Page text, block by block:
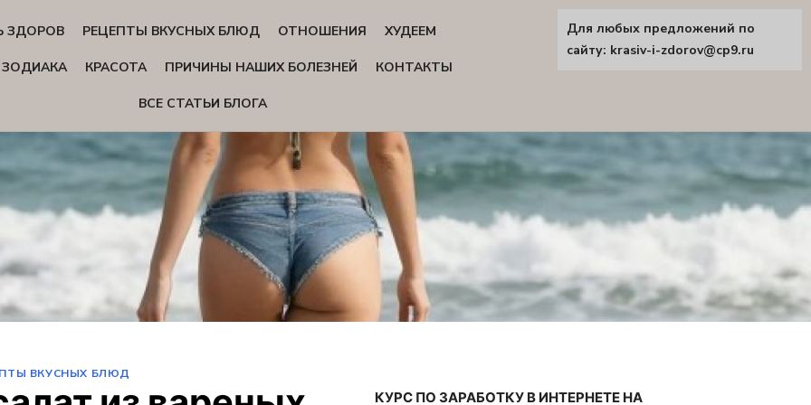
ЗДОРОВ РЕЦЕПТЫ ВКУСНЫХ БЛЮД ОТНОШЕНИЯ ХУДЕЕМ
КРАСОТА ПРИЧИНЫ НАШИХ БОЛЕЗНЕЙ КОНТАКТЫ
ВСЕ СТАТЬИ БЛОГА
ВКУСНЫХ БЛЮД
КУРС ПО ЗАРАБОТКУ В ИНТЕРНЕТЕ НА
Для любых предложений по
сайту: krasiv-i-zdorov@cp9.ru